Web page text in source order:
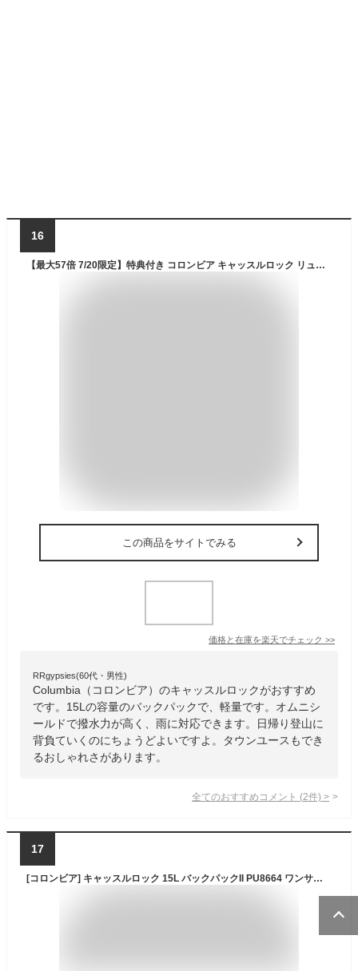
16
【最大57倍 7/20限定】特典付き コロンビア キャッスルロック リュック バックパック デイパック 15L 軽量 撥水 オムニシールド 登山 登山用リュック ハイキング メンズ レディース Columbia PU8664
この商品をサイトでみる
価格と在庫を楽天でチェック >>
RRgypsies(60代・男性)
Columbia（コロンビア）のキャッスルロックがおすすめ
です。15Lの容量のバックパックで、軽量です。オムニシ
ールドで撥水力が高く、雨に対応できます。日帰り登山に
背負ていくのにちょうどよいですよ。タウンユースもでき
るおしゃれさがあります。
全てのおすすめコメント (2件) >
17
[コロンビア] キャッスルロック 15L バックパックII PU8664 ワンサイズ ブラック